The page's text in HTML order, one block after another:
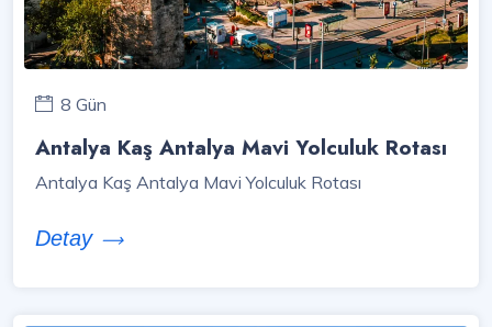
8 Gün
Antalya Kaş Antalya Mavi Yolculuk Rotası
Antalya Kaş Antalya Mavi Yolculuk Rotası
Detay